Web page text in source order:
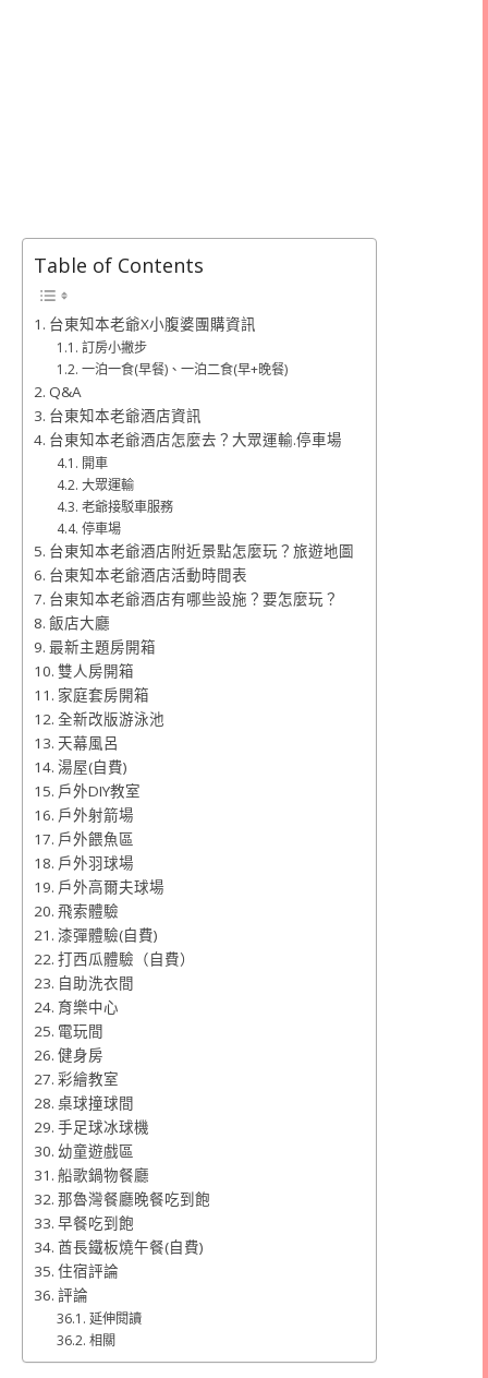
Table of Contents
台東知本老爺X小腹婆團購資訊
訂房小撇步
一泊一食(早餐)、一泊二食(早+晚餐)
Q&A
台東知本老爺酒店資訊
台東知本老爺酒店怎麼去？大眾運輸.停車場
開車
大眾運輸
老爺接駁車服務
停車場
台東知本老爺酒店附近景點怎麼玩？旅遊地圖
台東知本老爺酒店活動時間表
台東知本老爺酒店有哪些設施？要怎麼玩？
飯店大廳
最新主題房開箱
雙人房開箱
家庭套房開箱
全新改版游泳池
天幕風呂
湯屋(自費)
戶外DIY教室
戶外射箭場
戶外餵魚區
戶外羽球場
戶外高爾夫球場
飛索體驗
漆彈體驗(自費)
打西瓜體驗（自費）
自助洗衣間
育樂中心
電玩間
健身房
彩繪教室
桌球撞球間
手足球冰球機
幼童遊戲區
船歌鍋物餐廳
那魯灣餐廳晚餐吃到飽
早餐吃到飽
酋長鐵板燒午餐(自費)
住宿評論
評論
延伸閱讀
相關